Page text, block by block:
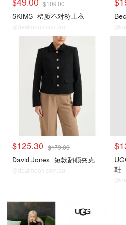
$109.00
SKIMS 棉质不对称上衣
@dealmoon.com.au
$125.30 $179.00
David Jones 短款翻领夹克
@dealmoon.com.au
鞋